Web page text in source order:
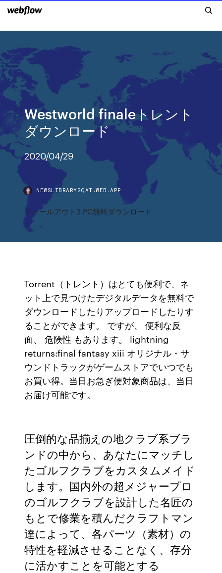
Westworld finaleトレント
ダウンロード
2020/04/29
NEWSLIBRARYGQAT.WEB.APP
フォールアウト3 PC無料ダウンロード
Torrent（トレント）はとても便利で、ネ
ット上で見つけたデジタルデータを無料で
ダウンロードしたりアップロードしたりす
ることができます。 ですが、 便利な反
面、 危険性 もあります。 lightning
returns:final fantasy xiii オリジナル・サ
ウンドトラックがゲームストアでいつでも
お買い得。当日お急ぎ便対象商品は、当日
お届け可能です。
圧倒的な品揃えの地クラブ系ブラ
ンドの中から、あなたにマッチし
たゴルフクラブをカスタムメイド
します。国内外の超メジャープロ
のゴルフクラブを設計した名匠の
もとで修業を積んだクラフトマン
達によって、各パーツ（素材）の
特性を軽減させることなく、存分
に活かすことを可能とする